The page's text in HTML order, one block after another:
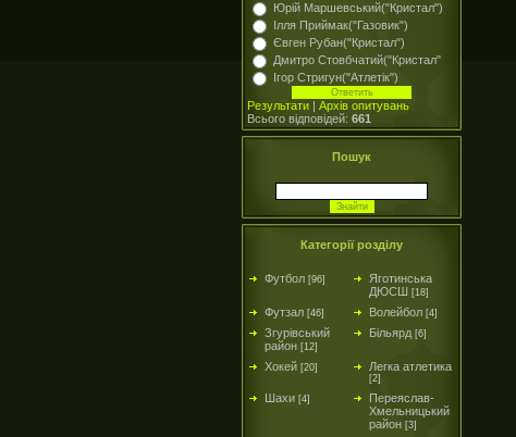
Юрій Маршевський("Кристал")
Ілля Приймак("Газовик")
Євген Рубан("Кристал")
Дмитро Стовбчатий("Кристал"
Ігор Стригун("Атлетік")
Результати | Архів опитувань
Всього відповідей: 661
Пошук
Категорії розділу
Футбол [96]
Яготинська
ДЮСШ [18]
Футзал [46] Волейбол [4]
Згурівський
район [12]
Більярд [6]
Хокей [20] Легка атлетика
[2]
Шахи [4]
Переяслав-
Хмельницький
район [3]